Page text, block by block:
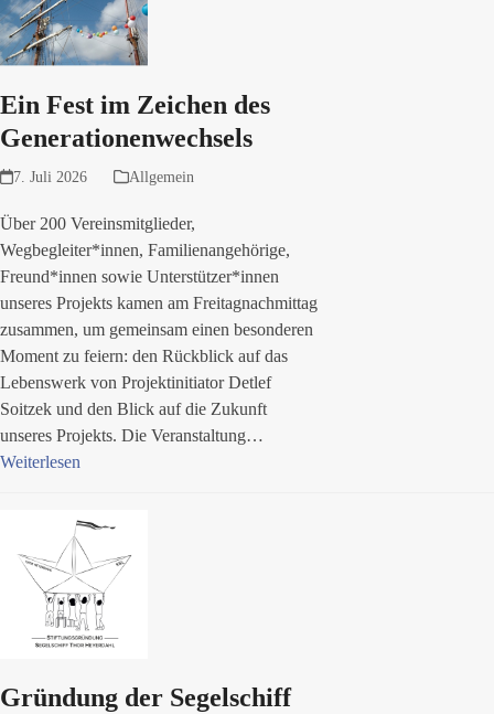
Ein Fest im Zeichen des
Generationenwechsels
7. Juli 2026 Allgemein
Über 200 Vereinsmitglieder,
Wegbegleiter*innen, Familienangehörige,
Freund*innen sowie Unterstützer*innen
unseres Projekts kamen am Freitagnachmittag
zusammen, um gemeinsam einen besonderen
Moment zu feiern: den Rückblick auf das
Lebenswerk von Projektinitiator Detlef
Soitzek und den Blick auf die Zukunft
unseres Projekts. Die Veranstaltung…
Weiterlesen
Gründung der Segelschiff